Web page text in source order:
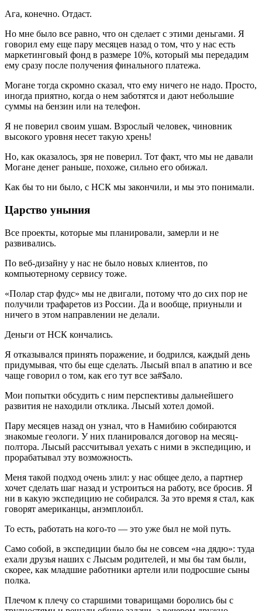
Ага, конечно. Отдаст.
Но мне было все равно, что он сделает с этими деньгами. Я
говорил ему еще пару месяцев назад о том, что у нас есть
маркетинговый фонд в размере 10%, который мы передадим
ему сразу после получения финального платежа.
Могане тогда скромно сказал, что ему ничего не надо. Просто,
иногда приятно, когда о нем заботятся и дают небольшие
суммы на бензин или на телефон.
Я не поверил своим ушам. Взрослый человек, чиновник
высокого уровня несет такую хрень!
Но, как оказалось, зря не поверил. Тот факт, что мы не давали
Могане денег раньше, похоже, сильно его обижал.
Как бы то ни было, с НСК мы закончили, и мы это понимали.
Царство уныния
Все проекты, которые мы планировали, замерли и не
развивались.
По веб-дизайну у нас не было новых клиентов, по
компьютерному сервису тоже.
«Полар стар фудс» мы не двигали, потому что до сих пор не
получили трафаретов из России. Да и вообще, приуныли и
ничего в этом направлении не делали.
Деньги от НСК кончались.
Я отказывался принять поражение, и бодрился, каждый день
придумывая, что бы еще сделать. Лысый впал в апатию и все
чаще говорил о том, как его тут все за#$ало.
Мои попытки обсудить с ним перспективы дальнейшего
развития не находили отклика. Лысый хотел домой.
Пару месяцев назад он узнал, что в Намибию собираются
знакомые геологи. У них планировался договор на месяц-
полтора. Лысый рассчитывал уехать с ними в экспедицию, и
прорабатывал эту возможность.
Меня такой подход очень злил: у нас общее дело, а партнер
хочет сделать шаг назад и устроиться на работу, все бросив. Я
ни в какую экспедицию не собирался. За это время я стал, как
говорят американцы, анэмплоибл.
То есть, работать на кого-то — это уже был не мой путь.
Само собой, в экспедиции было бы не совсем «на дядю»: туда
ехали друзья наших с Лысым родителей, и мы бы там были,
скорее, как младшие работники артели или подросшие сыны
полка.
Плечом к плечу со старшими товарищами боролись бы с